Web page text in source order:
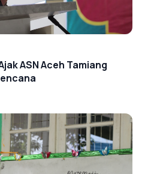
ASN Aceh Tamiang